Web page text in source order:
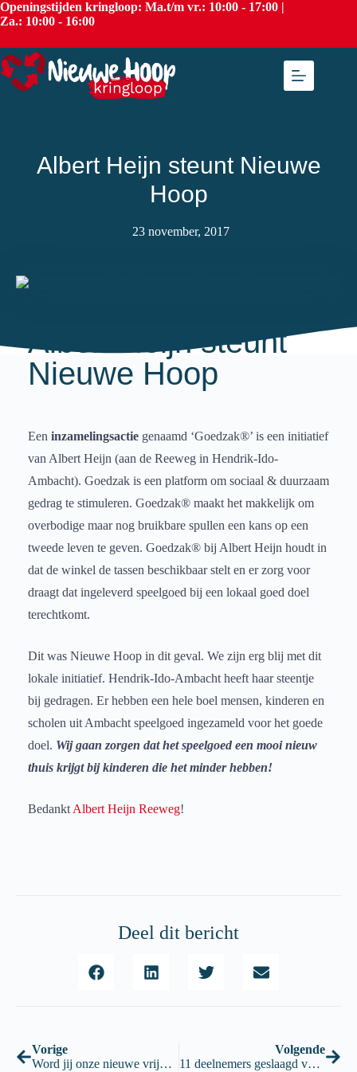
Openingstijden kringloop: Ma.t/m vr.: 10:00 - 17:00 |
Za.: 10:00 - 16:00
Albert Heijn steunt Nieuwe
Hoop
23 november, 2017
Albert Heijn steunt
Nieuwe Hoop
Een inzamelingsactie genaamd ‘Goedzak®’ is een initiatief
van Albert Heijn (aan de Reeweg in Hendrik-Ido-
Ambacht). Goedzak is een platform om sociaal & duurzaam
gedrag te stimuleren. Goedzak® maakt het makkelijk om
overbodige maar nog bruikbare spullen een kans op een
tweede leven te geven. Goedzak® bij Albert Heijn houdt in
dat de winkel de tassen beschikbaar stelt en er zorg voor
draagt dat ingeleverd speelgoed bij een lokaal goed doel
terechtkomt.
Dit was Nieuwe Hoop in dit geval. We zijn erg blij met dit
lokale initiatief. Hendrik-Ido-Ambacht heeft haar steentje
bij gedragen. Er hebben een hele boel mensen, kinderen en
scholen uit Ambacht speelgoed ingezameld voor het goede
doel. Wij gaan zorgen dat het speelgoed een mooi nieuw
thuis krijgt bij kinderen die het minder hebben!
Bedankt Albert Heijn Reeweg!
Deel dit bericht
Vorige
Word jij onze nieuwe vrijwilliger?
Volgende
11 deelnemers geslaagd voor hun BHV-examen